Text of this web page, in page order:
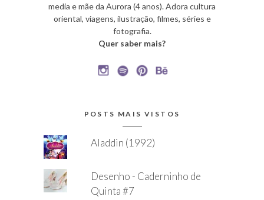
media e mãe da Aurora (4 anos). Adora cultura
oriental, viagens, ilustração, filmes, séries e
fotografia.
Quer saber mais?
POSTS MAIS VISTOS
Aladdin (1992)
Desenho - Caderninho de
Quinta #7